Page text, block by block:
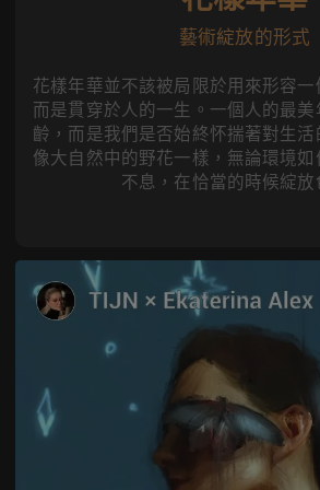
藝術綻放的形式
花樣年華並不該被局限於用來形容一
而是貫穿於人的一生。一個人的最
齡，而是我們是否始終怀揣著對生
像大自然中的野花一樣，無論環境
不息，在恰當的時候綻放